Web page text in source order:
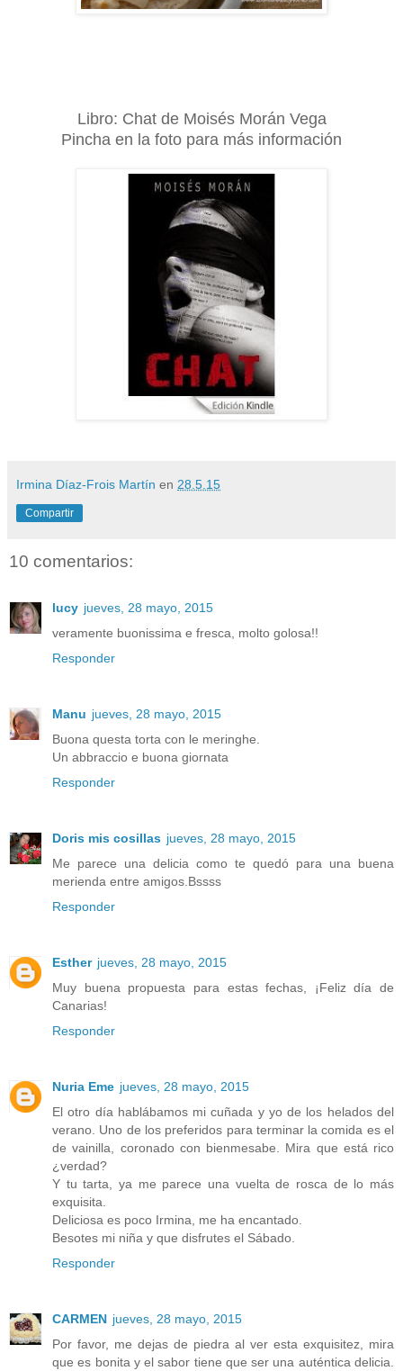
Libro: Chat de Moisés Morán Vega
Pincha en la foto para más información
Irmina Díaz-Frois Martín en 28.5.15
Compartir
10 comentarios:
lucy jueves, 28 mayo, 2015
veramente buonissima e fresca, molto golosa!!
Responder
Manu jueves, 28 mayo, 2015
Buona questa torta con le meringhe.
Un abbraccio e buona giornata
Responder
Doris mis cosillas jueves, 28 mayo, 2015
Me parece una delicia como te quedó para una buena
merienda entre amigos.Bssss
Responder
Esther jueves, 28 mayo, 2015
Muy buena propuesta para estas fechas, ¡Feliz día de
Canarias!
Responder
Nuria Eme jueves, 28 mayo, 2015
El otro día hablábamos mi cuñada y yo de los helados del
verano. Uno de los preferidos para terminar la comida es el
de vainilla, coronado con bienmesabe. Mira que está rico
¿verdad?
Y tu tarta, ya me parece una vuelta de rosca de lo más
exquisita.
Deliciosa es poco Irmina, me ha encantado.
Besotes mi niña y que disfrutes el Sábado.
Responder
CARMEN jueves, 28 mayo, 2015
Por favor, me dejas de piedra al ver esta exquisitez, mira
que es bonita y el sabor tiene que ser una auténtica delicia.